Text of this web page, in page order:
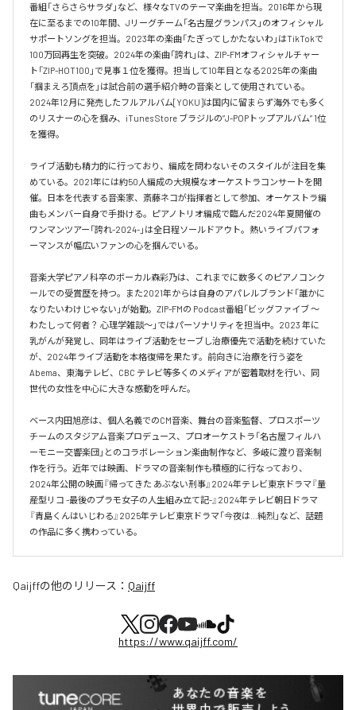
番組「さらさらサラダ」など、様々なTVのテーマ楽曲を担当。2016年から現
在に至るまでの10年間、Jリーグチーム「名古屋グランパス」のオフィシャル
サポートソングを担当。2023年の楽曲「たぎってしかたないわ」はTikTokで
100万回再生を突破。2024年の楽曲「誇れ」は、ZIP-FMオフィシャルチャー
ト「ZIP-HOT100」で見事１位を獲得。担当して10年目となる2025年の楽曲
「掴まえろ頂点を」は試合前の選手紹介時の音楽として使用されている。
2024年12月に発売したフルアルバム[YOKU]は国内に留まらず海外でも多く
のリスナーの心を掴み、iTunes Store ブラジルの”J-POPトップアルバム” 1位
を獲得。
ライブ活動も精力的に行っており、編成を問わないそのスタイルが注目を集
めている。2021年には約50人編成の大規模なオーケストラコンサートを開
催。日本を代表する音楽家、斎藤ネコが指揮者として参加、オーケストラ編
曲もメンバー自身で手掛ける。ピアノトリオ編成で臨んだ2024年夏開催の
ワンマンツアー「誇れ-2024-」は全日程ソールドアウト。熱いライブパフォ
ーマンスが幅広いファンの心を掴んでいる。
音楽大学ピアノ科卒のボーカル森彩乃は、これまでに数多くのピアノコンク
ールでの受賞歴を持つ。また2021年からは自身のアパレルブランド「誰かに
なりたいわけじゃない」が始動。ZIP-FMの Podcast番組「ビッグファイブ 〜
わたしって何者？ 心理学雑談〜」ではパーソナリティを担当中。2023 年に
乳がんが発覚し、同年はライブ活動をセーブし治療優先で活動を続けていた
が、2024年ライブ活動を本格復帰を果たす。前向きに治療を行う姿を
Abema、東海テレビ、CBC テレビ等多くのメディアが密着取材を行い、同
世代の女性を中心に大きな感動を呼んだ。
ベース内田旭彦は、個人名義でのCM音楽、舞台の音楽監督、プロスポーツ
チームのスタジアム音楽プロデュース、プロオーケストラ「名古屋フィルハ
ーモニー交響楽団」とのコラボレーション楽曲制作など、多岐に渡り音楽制
作を行う。近年では映画、ドラマの音楽制作も積極的に行なっており、
2024年公開の映画『帰ってきた あぶない刑事』2024年テレビ東京ドラマ『量
産型リコ -最後のプラモ女子の人生組み立て記-』2024年テレビ朝日ドラマ
『青島くんはいじわる』2025年テレビ東京ドラマ「今夜は…純烈」など、話題
の作品に多く携わっている。
Qaijffの他のリリース： Qaijff
https://www.qaijff.com/